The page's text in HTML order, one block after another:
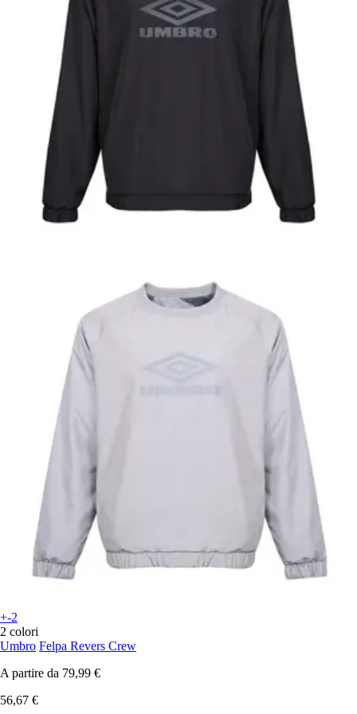
+-2
2 colori
Umbro Felpa Revers Crew
A partire da 79,99 €
56,67 €